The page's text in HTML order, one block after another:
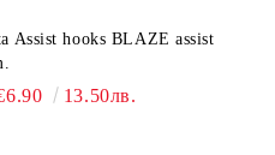
Assist hooks BLAZE assist
13.50лв.